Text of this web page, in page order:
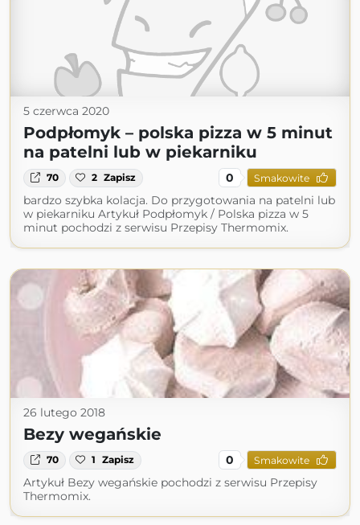
5 czerwca 2020
Podpłomyk – polska pizza w 5 minut
na patelni lub w piekarniku
70 2 Zapisz 0 Smakowite
bardzo szybka kolacja. Do przygotowania na patelni lub
w piekarniku Artykuł Podpłomyk / Polska pizza w 5
minut pochodzi z serwisu Przepisy Thermomix.
26 lutego 2018
Bezy wegańskie
70 1 Zapisz 0 Smakowite
Artykuł Bezy wegańskie pochodzi z serwisu Przepisy
Thermomix.